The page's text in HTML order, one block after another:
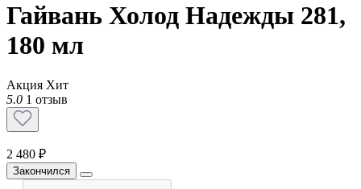
Гайвань Холод Надежды 281,
180 мл
Акция Хит
5.0 1 отзыв
2 480 ₽
Закончился